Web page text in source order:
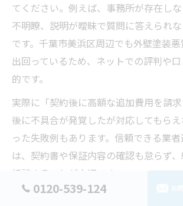
てください。例えば、事務所が存在し
不明瞭、説明が曖昧で質問に答えられ
です。千葉市美浜区周辺でも外壁塗装
出回っているため、ネットでの評判や
的です。
実際に「契約後に高額な追加費用を請
後に不具合が発覚したが対応してもらえ
った失敗例もあります。信頼できる業
は、契約書や保証内容の確認も怠らず、
相談することが大切です。
0120-539-124